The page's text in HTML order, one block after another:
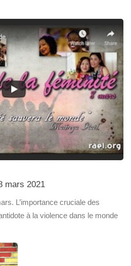
mars 2021
L’importance cruciale des
à la violence dans le monde